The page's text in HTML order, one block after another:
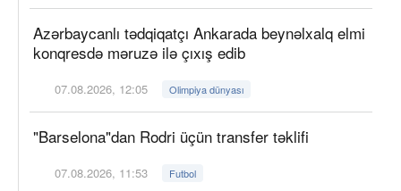
Azərbaycanlı tədqiqatçı Ankarada beynəlxalq elmi
konqresdə məruzə ilə çıxış edib
07.08.2026, 12:05 Olimpiya dünyası
"Barselona"dan Rodri üçün transfer təklifi
07.08.2026, 11:53 Futbol